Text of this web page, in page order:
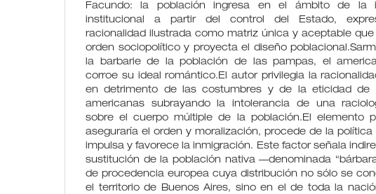
Facundo: la población ingresa en el ámbito de la
institucional a partir del control del Estado,
racionalidad ilustrada como matriz única y aceptable que
orden sociopolítico y proyecta el diseño
la barbarie de la población de las pampas, el
corroe su ideal romántico.El autor privilegia la
en detrimento de las costumbres y de la eticidad de
americanas subrayando la intolerancia de una
sobre el cuerpo múltiple de la población.El elemento
aseguraría el orden y moralización, procede de la política
impulsa y favorece la inmigración. Este factor señala
sustitución de la población nativa —denominada
de procedencia europea cuya distribución no sólo se
el territorio de Buenos Aires, sino en el de toda la